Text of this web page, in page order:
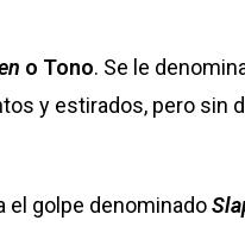
o Tono. Se le
y estirados, pero sin
el golpe denominado